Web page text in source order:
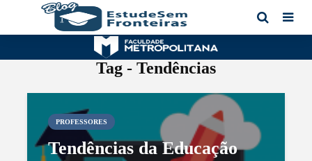
Tag - Tendências
PROFESSORES
Tendências da Educação